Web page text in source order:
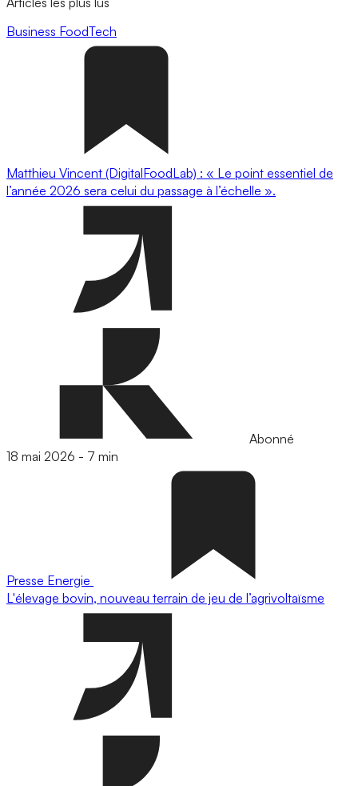
Business FoodTech
Matthieu Vincent (DigitalFoodLab) : « Le point essentiel de
l’année 2026 sera celui du passage à l’échelle ».
Abonné
18 mai 2026 - 7 min
Presse Energie
L'élevage bovin, nouveau terrain de jeu de l’agrivoltaïsme